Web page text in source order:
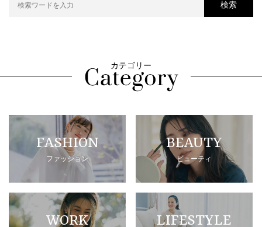
検索
カテゴリー
FASHION
ファッション
BEAUTY
ビューティ
WORK LIFESTYLE